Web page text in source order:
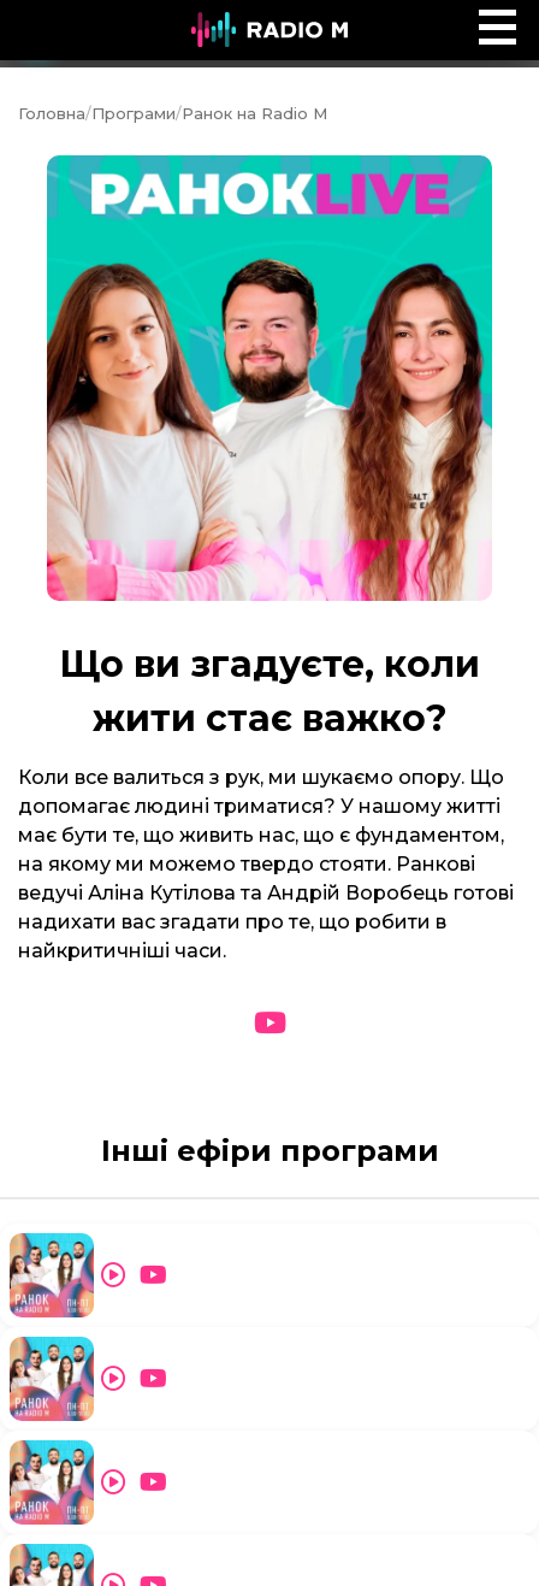
Дев'ятий вал
Головна/Програми/Ранок на Radio M
Що ви згадуєте, коли
жити стає важко?
Коли все валиться з рук, ми шукаємо опору. Що
допомагає людині триматися? У нашому житті
має бути те, що живить нас, що є фундаментом,
на якому ми можемо твердо стояти. Ранкові
ведучі Аліна Кутілова та Андрій Воробець готові
надихати вас згадати про те, що робити в
найкритичніші часи.
Інші ефіри програми